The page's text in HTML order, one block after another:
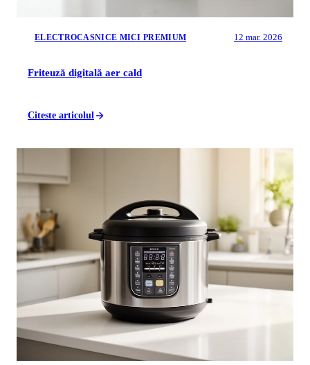
ELECTROCASNICE MICI PREMIUM 12 mar. 2026
Friteuză digitală aer cald
Citeste articolul